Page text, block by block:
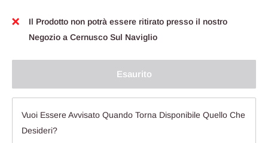
Il Prodotto non potrà essere ritirato presso il nostro
Negozio a Cernusco Sul Naviglio
Esaurito
Vuoi Essere Avvisato Quando Torna Disponibile Quello Che
Desideri?